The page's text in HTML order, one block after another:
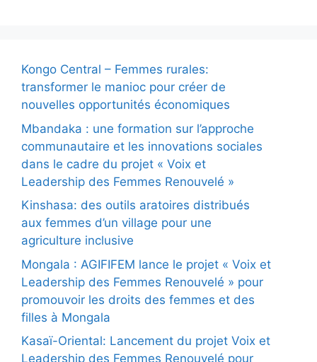
Kongo Central – Femmes rurales:
transformer le manioc pour créer de
nouvelles opportunités économiques
Mbandaka : une formation sur l’approche
communautaire et les innovations sociales
dans le cadre du projet « Voix et
Leadership des Femmes Renouvelé »
Kinshasa: des outils aratoires distribués
aux femmes d’un village pour une
agriculture inclusive
Mongala : AGIFIFEM lance le projet « Voix et
Leadership des Femmes Renouvelé » pour
promouvoir les droits des femmes et des
filles à Mongala
Kasaï-Oriental: Lancement du projet Voix et
Leadership des Femmes Renouvelé pour